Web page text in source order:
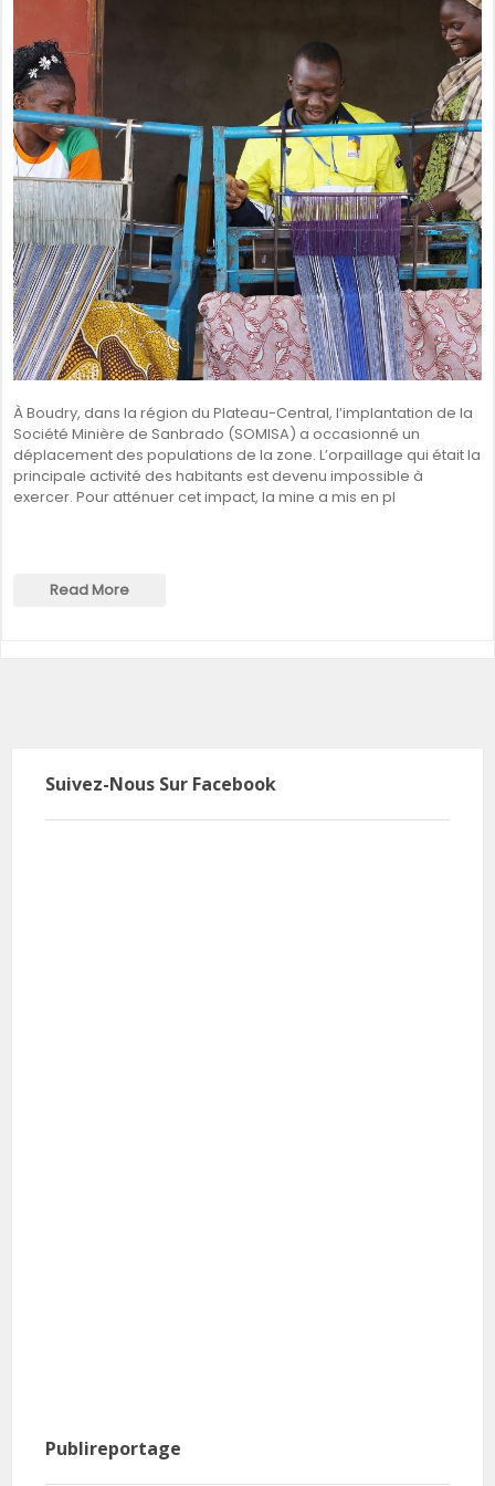
SÉNÉGAL
ÎLE MAURICE
GUINÉE
À Boudry, dans la région du Plateau-Central, l’implantation de la
Société Minière de Sanbrado (SOMISA) a occasionné un
déplacement des populations de la zone. L’orpaillage qui était la
principale activité des habitants est devenu impossible à
exercer. Pour atténuer cet impact, la mine a mis en pl
Read More
Suivez-Nous Sur Facebook
Publireportage